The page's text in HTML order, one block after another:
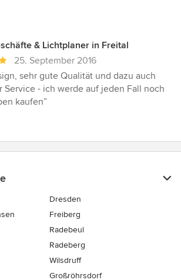
& Lichtplaner in Freital
25. September 2016
sehr gute Qualität und dazu auch
Service - ich werde auf jeden Fall noch
kaufen”
Dresden
Freiberg
Radebeul
Radeberg
Wilsdruff
Großröhrsdorf